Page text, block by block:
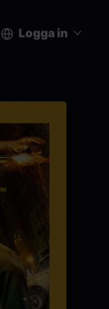
account
menu
Logga in